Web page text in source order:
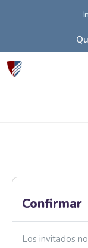
Confirmar
Los invitados